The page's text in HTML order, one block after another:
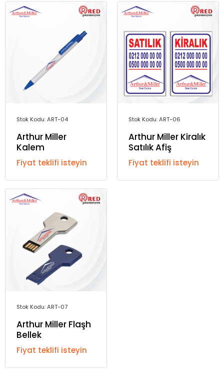
Stok Kodu: ART-04
Arthur Miller
Kalem
Fiyat teklifi isteyin
Stok Kodu: ART-06
Arthur Miller Kiralık
Satılık Afiş
Fiyat teklifi isteyin
Stok Kodu: ART-07
Arthur Miller Flaşh
Bellek
Fiyat teklifi isteyin